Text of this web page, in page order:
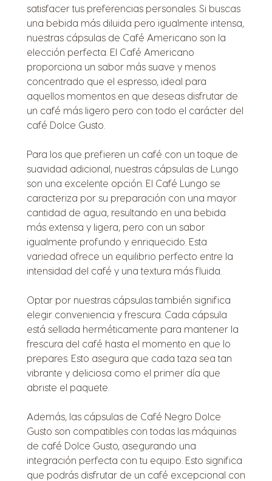
satisfacer tus preferencias personales. Si buscas
una bebida más diluida pero igualmente intensa,
nuestras cápsulas de Café Americano son la
elección perfecta. El Café Americano
proporciona un sabor más suave y menos
concentrado que el espresso, ideal para
aquellos momentos en que deseas disfrutar de
un café más ligero pero con todo el carácter del
café Dolce Gusto.
Para los que prefieren un café con un toque de
suavidad adicional, nuestras cápsulas de Lungo
son una excelente opción. El Café Lungo se
caracteriza por su preparación con una mayor
cantidad de agua, resultando en una bebida
más extensa y ligera, pero con un sabor
igualmente profundo y enriquecido. Esta
variedad ofrece un equilibrio perfecto entre la
intensidad del café y una textura más fluida.
Optar por nuestras cápsulas también significa
elegir conveniencia y frescura. Cada cápsula
está sellada herméticamente para mantener la
frescura del café hasta el momento en que lo
prepares. Esto asegura que cada taza sea tan
vibrante y deliciosa como el primer día que
abriste el paquete.
Además, las cápsulas de Café Negro Dolce
Gusto son compatibles con todas las máquinas
de café Dolce Gusto, asegurando una
integración perfecta con tu equipo. Esto significa
que podrás disfrutar de un café excepcional con